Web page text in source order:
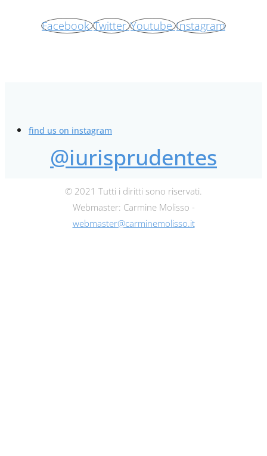
Facebook Twitter Youtube Instagram
find us on instagram
@iurisprudentes
© 2021 Tutti i diritti sono riservati.
Webmaster: Carmine Molisso -
webmaster@carminemolisso.it